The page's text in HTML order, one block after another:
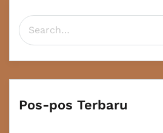
Search for:
Pos-pos Terbaru